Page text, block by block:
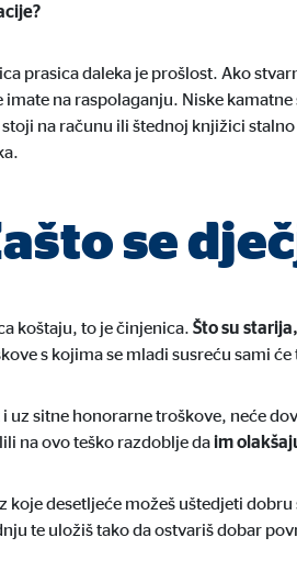
prasica daleka je prošlost. Ako
imate na raspolaganju. Niske
na računu ili štednoj knjižici
se
koštaju, to je činjenica. Što su
s kojima se mladi susreću sami
i uz sitne honorarne troškove, neće
na ovo teško razdoblje daim
koje desetljeće možeš uštedjeti
te uložiš tako da ostvariš dobar
s video zapisima i kartama standardno
Google
Integracija